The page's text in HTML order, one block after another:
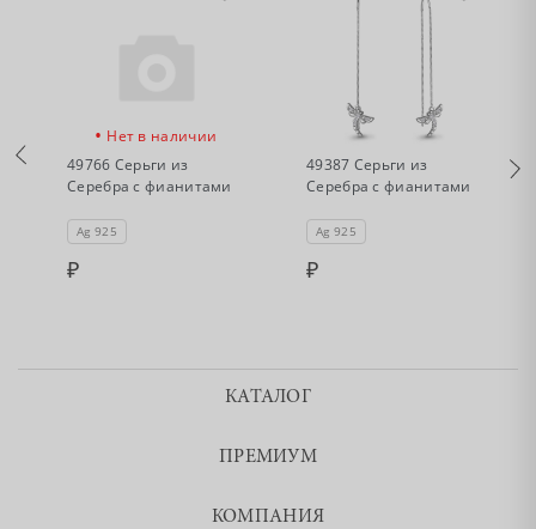
• Нет в наличии
49766 Серьги из
Серебра с фианитами
Ag 925
Нет в наличии
49387 Серьги из
Серебра с фианитами
Ag 925
КАТАЛОГ
ПРЕМИУМ
КОМПАНИЯ